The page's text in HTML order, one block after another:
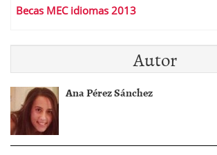
Becas MEC idiomas 2013
Autor
Ana Pérez Sánchez